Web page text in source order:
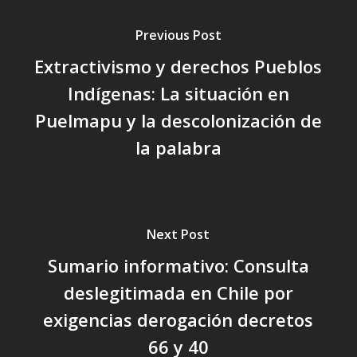
Previous Post
Extractivismo y derechos Pueblos
Indígenas: La situación en
Puelmapu y la descolonización de
la palabra
Next Post
Sumario informativo: Consulta
deslegitimada en Chile por
exigencias derogación decretos
66 y 40